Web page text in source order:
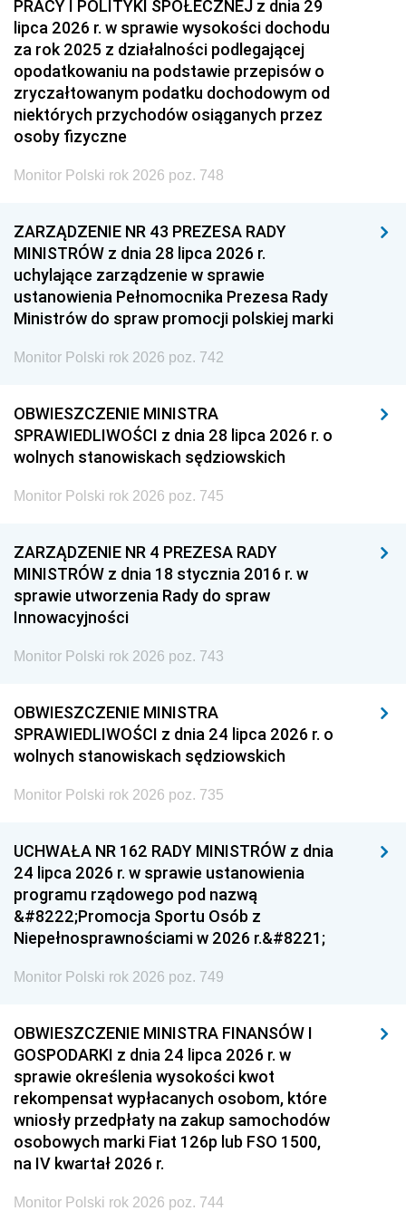
PRACY I POLITYKI SPOŁECZNEJ z dnia 29
lipca 2026 r. w sprawie wysokości dochodu
za rok 2025 z działalności podlegającej
opodatkowaniu na podstawie przepisów o
zryczałtowanym podatku dochodowym od
niektórych przychodów osiąganych przez
osoby fizyczne
Monitor Polski rok 2026 poz. 748
ZARZĄDZENIE NR 43 PREZESA RADY
MINISTRÓW z dnia 28 lipca 2026 r.
uchylające zarządzenie w sprawie
ustanowienia Pełnomocnika Prezesa Rady
Ministrów do spraw promocji polskiej marki
Monitor Polski rok 2026 poz. 742
OBWIESZCZENIE MINISTRA
SPRAWIEDLIWOŚCI z dnia 28 lipca 2026 r. o
wolnych stanowiskach sędziowskich
Monitor Polski rok 2026 poz. 745
ZARZĄDZENIE NR 4 PREZESA RADY
MINISTRÓW z dnia 18 stycznia 2016 r. w
sprawie utworzenia Rady do spraw
Innowacyjności
Monitor Polski rok 2026 poz. 743
OBWIESZCZENIE MINISTRA
SPRAWIEDLIWOŚCI z dnia 24 lipca 2026 r. o
wolnych stanowiskach sędziowskich
Monitor Polski rok 2026 poz. 735
UCHWAŁA NR 162 RADY MINISTRÓW z dnia
24 lipca 2026 r. w sprawie ustanowienia
programu rządowego pod nazwą
&#8222;Promocja Sportu Osób z
Niepełnosprawnościami w 2026 r.&#8221;
Monitor Polski rok 2026 poz. 749
OBWIESZCZENIE MINISTRA FINANSÓW I
GOSPODARKI z dnia 24 lipca 2026 r. w
sprawie określenia wysokości kwot
rekompensat wypłacanych osobom, które
wniosły przedpłaty na zakup samochodów
osobowych marki Fiat 126p lub FSO 1500,
na IV kwartał 2026 r.
Monitor Polski rok 2026 poz. 744